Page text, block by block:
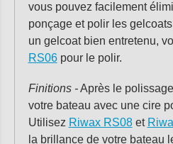
vous pouvez facilement
ponçage et polir les
un gelcoat bien entretenu,
RS06pour le polir.
Finitions -Après le
votre bateau avec une cire
Utilisez Riwax RS08et
la brillance de votre bateau